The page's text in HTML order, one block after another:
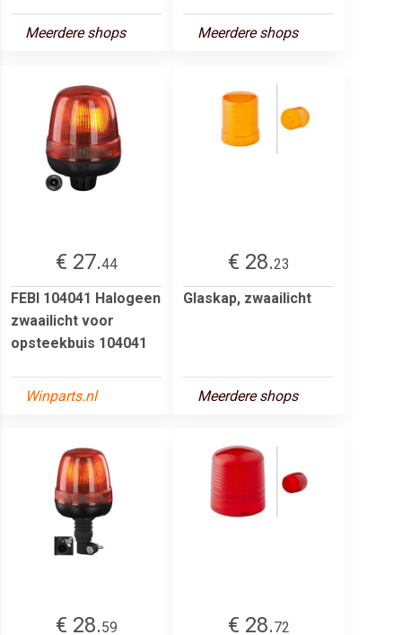
Meerdere shops Meerdere shops
€ 27.44
FEBI 104041 Halogeen
zwaailicht voor
opsteekbuis 104041
Winparts.nl
€ 28.23
Glaskap, zwaailicht
Meerdere shops
€ 28.59
€ 28.72